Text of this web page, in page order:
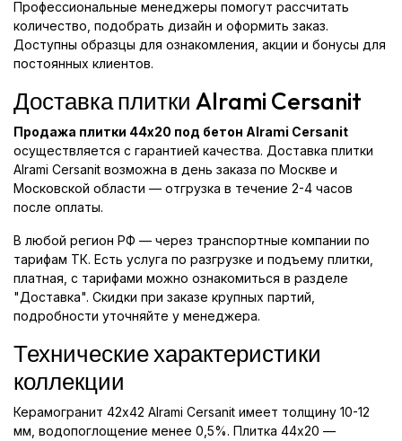
Профессиональные менеджеры помогут рассчитать
количество, подобрать дизайн и оформить заказ.
Доступны образцы для ознакомления, акции и бонусы для
постоянных клиентов.
Доставка плитки Alrami Cersanit
Продажа плитки 44x20 под бетон Alrami Cersanit
осуществляется с гарантией качества. Доставка плитки
Alrami Cersanit возможна в день заказа по Москве и
Московской области — отгрузка в течение 2-4 часов
после оплаты.
В любой регион РФ — через транспортные компании по
тарифам ТК. Есть услуга по разгрузке и подъему плитки,
платная, с тарифами можно ознакомиться в разделе
"Доставка". Скидки при заказе крупных партий,
подробности уточняйте у менеджера.
Технические характеристики
коллекции
Керамогранит 42x42 Alrami Cersanit имеет толщину 10-12
мм, водопоглощение менее 0,5%. Плитка 44x20 —